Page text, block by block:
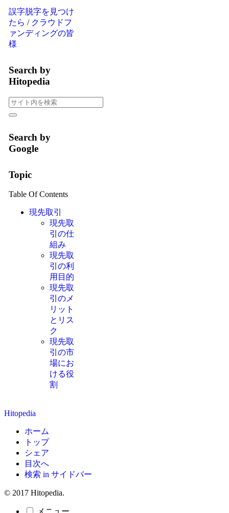
誤字脱字を見つけ
たら / クラウドフ
ァンディングの皆
様
Search by
Hitopedia
Search by
Google
Topic
Table Of Contents
現先取引
現先取
引の仕
組み
現先取
引の利
用目的
現先取
引のメ
リット
とリス
ク
現先取
引の市
場にお
ける役
割
Hitopedia
ホーム
トップ
シェア
目次へ
検索 in サイドバー
© 2017 Hitopedia.
メニュー